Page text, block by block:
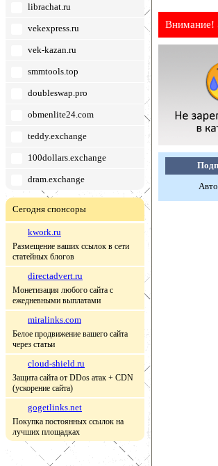
librachat.ru
vekexpress.ru
vek-kazan.ru
smmtools.top
doubleswap.pro
obmenlite24.com
teddy.exchange
100dollars.exchange
dram.exchange
Сегодня спонсоры
kwork.ru
Размещение ваших ссылок в сети
статейных блогов
directadvert.ru
Монетизация любого сайта с
ежедневными выплатами
miralinks.com
Белое продвижение вашего сайта
через статьи
cloud-shield.ru
Защита сайта от DDos атак + CDN
(ускорение сайта)
gogetlinks.net
Покупка постоянных ссылок на
лучших площадках
Внимание!